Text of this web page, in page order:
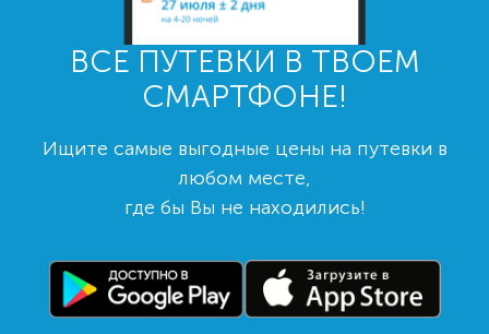
ВСЕ ПУТЕВКИ В ТВОЕМ
СМАРТФОНЕ!
Ищите самые выгодные цены на путевки в
любом месте,
где бы Вы не находились!